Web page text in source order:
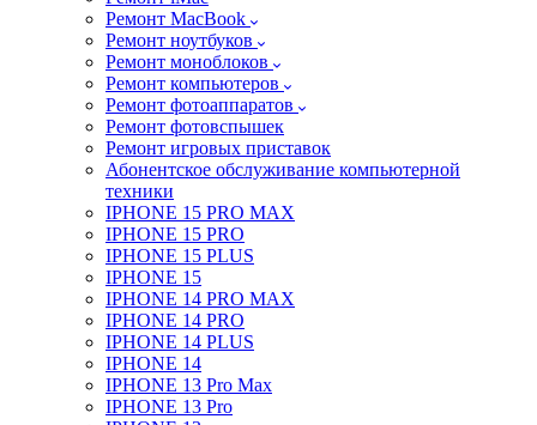
Ремонт MacBook
Ремонт ноутбуков
Ремонт моноблоков
Ремонт компьютеров
Ремонт фотоаппаратов
Ремонт фотовспышек
Ремонт игровых приставок
Абонентское обслуживание компьютерной
техники
IPHONE 15 PRO MAX
IPHONE 15 PRO
IPHONE 15 PLUS
IPHONE 15
IPHONE 14 PRO MAX
IPHONE 14 PRO
IPHONE 14 PLUS
IPHONE 14
IPHONE 13 Pro Max
IPHONE 13 Pro